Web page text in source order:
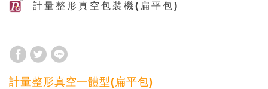
計量整形真空包裝機(扁平包)
計量整形真空一體型(扁平包)